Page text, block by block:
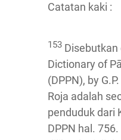
Catatan kaki :
153 Disebutkan
Dictionary of
(DPPN), by
Roja adalah
penduduk dari
DPPN hal.